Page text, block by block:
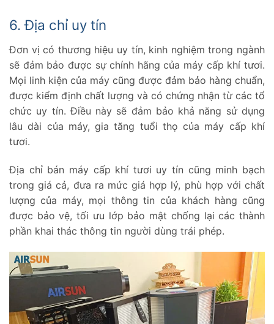
6. Địa chỉ uy tín
Đơn vị có thương hiệu uy tín, kinh nghiệm trong ngành
sẽ đảm bảo được sự chính hãng của máy cấp khí tươi.
Mọi linh kiện của máy cũng được đảm bảo hàng chuẩn,
được kiểm định chất lượng và có chứng nhận từ các tổ
chức uy tín. Điều này sẽ đảm bảo khả năng sử dụng
lâu dài của máy, gia tăng tuổi thọ của máy cấp khí
tươi.
Địa chỉ bán máy cấp khí tươi uy tín cũng minh bạch
trong giá cả, đưa ra mức giá hợp lý, phù hợp với chất
lượng của máy, mọi thông tin của khách hàng cũng
được bảo vệ, tối ưu lớp bảo mật chống lại các thành
phần khai thác thông tin người dùng trái phép.